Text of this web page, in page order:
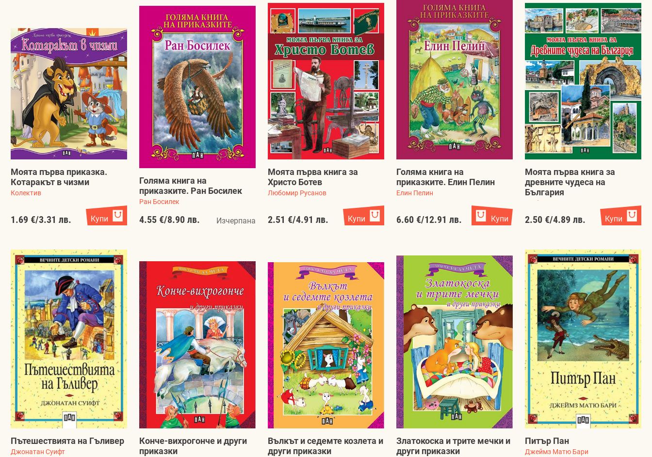
Моята първа приказка.
Котаракът в чизми
Колектив
1.69 €/3.31 лв. Купи
Голяма книга на
приказките. Ран Босилек
Ран Босилек
4.55 €/8.90 лв. Изчерпана
Моята първа книга за
Христо Ботев
Любомир Русанов
2.51 €/4.91 лв. Купи
Голяма книга на
приказките. Елин Пелин
Елин Пелин
6.60 €/12.91 лв. Купи
Моята първа книга за
древните чудеса на
България
Любомир Русанов
2.50 €/4.89 лв. Купи
Пътешествията на Гъливер
Джонатан Суифт
Конче-вихрогонче и други
приказки
Вълкът и седемте козлета и
други приказки
Златокоска и трите мечки и
други приказки
Питър Пан
Джеймз Матю Бари